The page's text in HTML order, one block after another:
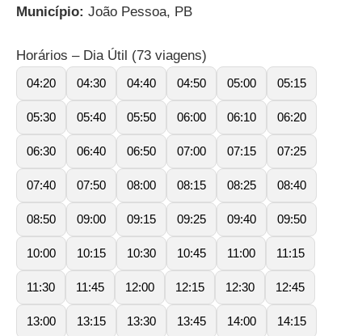
Município: João Pessoa, PB
Horários – Dia Útil (73 viagens)
04:20 04:30 04:40 04:50 05:00 05:15
05:30 05:40 05:50 06:00 06:10 06:20
06:30 06:40 06:50 07:00 07:15 07:25
07:40 07:50 08:00 08:15 08:25 08:40
08:50 09:00 09:15 09:25 09:40 09:50
10:00 10:15 10:30 10:45 11:00 11:15
11:30 11:45 12:00 12:15 12:30 12:45
13:00 13:15 13:30 13:45 14:00 14:15